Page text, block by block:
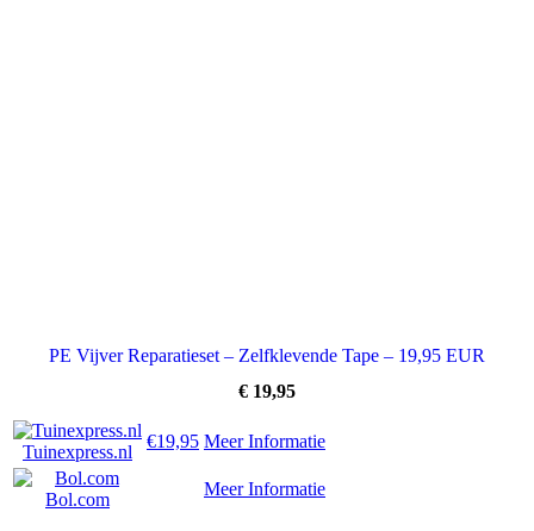
PE Vijver Reparatieset – Zelfklevende Tape – 19,95 EUR
€ 19,95
Tuinexpress.nl
€19,95 Meer Informatie
Bol.com
Meer Informatie